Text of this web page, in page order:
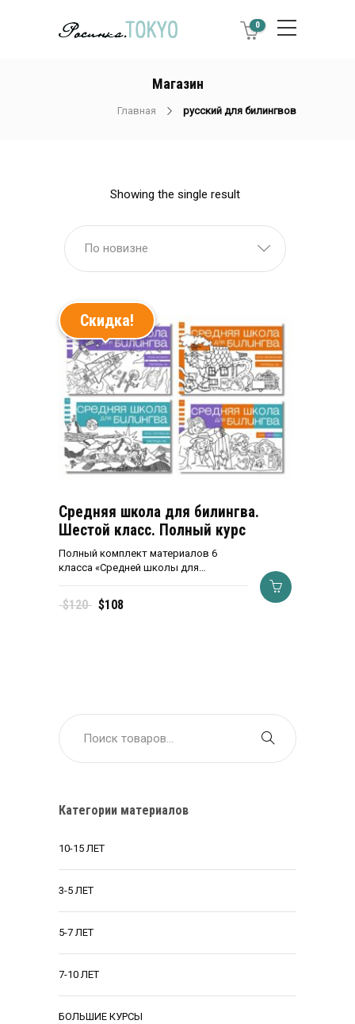
0
Магазин
Главная русский для билингвов
Showing the single result
По новизне
Скидка!
Средняя школа для билингва.
Шестой класс. Полный курс
Полный комплект материалов 6
класса «Средней школы для…
$120
Первоначальная
$108Текущая
Категории материалов
10-15 ЛЕТ
3-5 ЛЕТ
5-7 ЛЕТ
7-10 ЛЕТ
БОЛЬШИЕ КУРСЫ